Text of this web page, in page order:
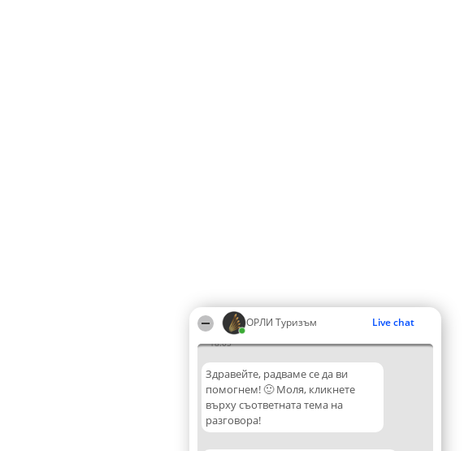
ОРЛИ Туризъм Live chat
18:05
Здравейте, радваме се да ви
помогнем! 🙂 Моля, кликнете
върху съответната тема на
разговора!